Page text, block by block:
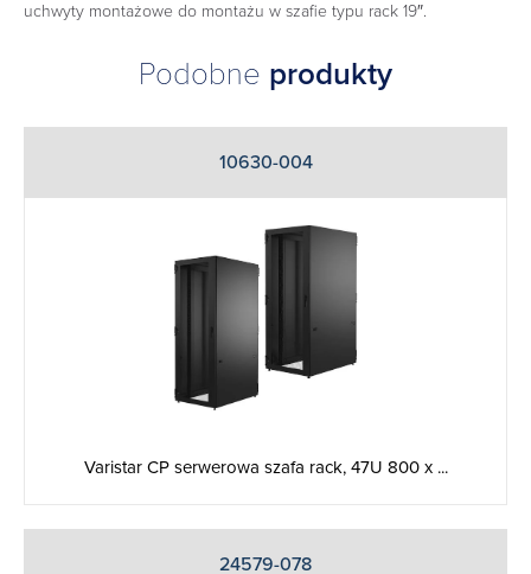
uchwyty montażowe do montażu w szafie typu rack 19″.
Podobne produkty
10630-004
Varistar CP serwerowa szafa rack, 47U 800 x ...
24579-078